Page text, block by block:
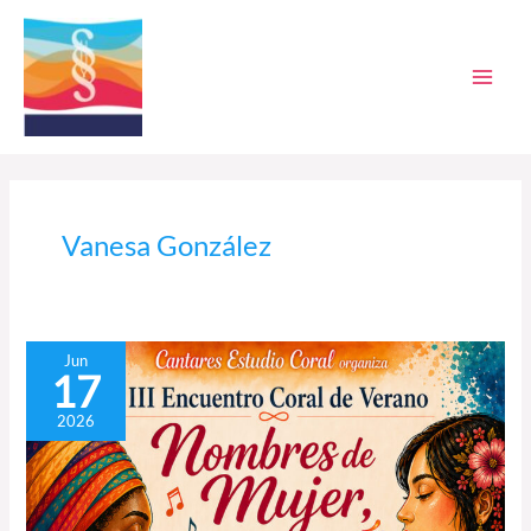
contenido
Vanesa González
Jun
17
2026
acoge
Encuentro
Coral
de